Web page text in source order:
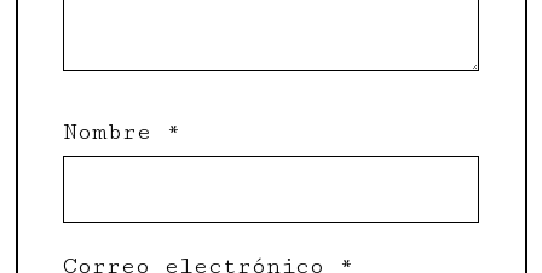
Nombre *
Correo electrónico *